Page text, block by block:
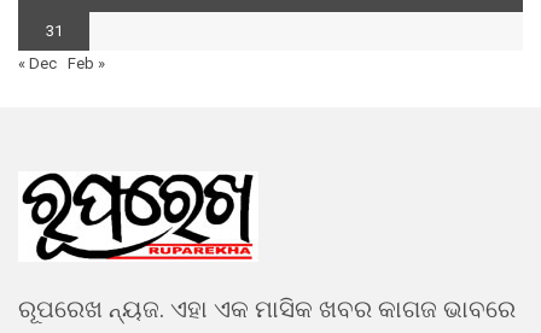
31
« Dec Feb »
ରୂପରେଖ ନ୍ୟଜ. ଏହା ଏକ ମାସିକ ଖବର କାଗଜ ଭାବରେ